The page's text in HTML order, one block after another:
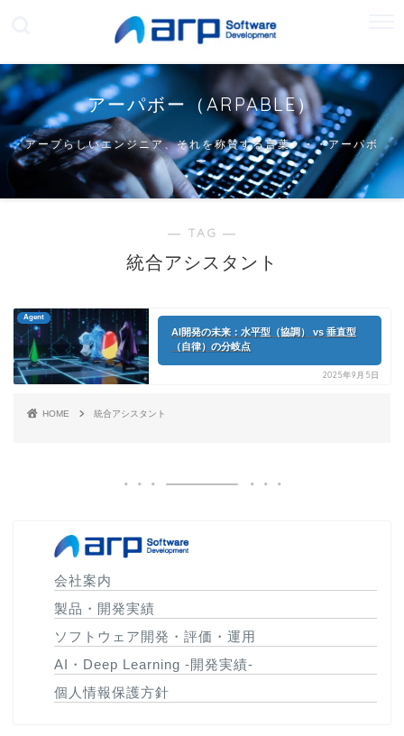
アーパボー（ARPABLE）
アープらしいエンジニア、それを称賛する言葉・・・アーパボ
ー
― TAG ―
統合アシスタント
Agent
AI開発の未来：水平型（協調） vs 垂直型
（自律）の分岐点
2025年9月5日
HOME 統合アシスタント
会社案内
製品・開発実績
ソフトウェア開発・評価・運用
AI・Deep Learning -開発実績-
個人情報保護方針